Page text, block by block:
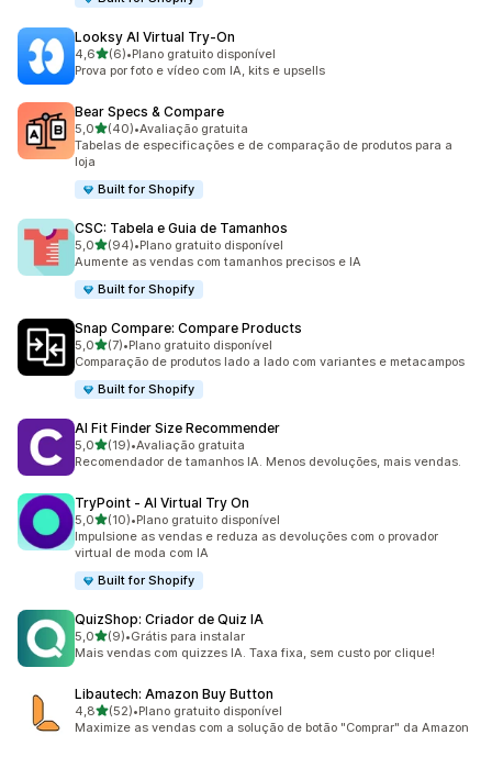
Looksy AI Virtual Try‑On
4,6de 5 estrelas
(6)
6 avaliações ao todo
•Plano gratuito disponível
Prova por foto e vídeo com IA, kits e upsells
Bear Specs & Compare
5,0de 5 estrelas
(40)
40 avaliações ao todo
•Avaliação gratuita
Tabelas de especificações e de comparação de produtos para a
loja
Built for Shopify
CSC: Tabela e Guia de Tamanhos
5,0de 5 estrelas
(94)
94 avaliações ao todo
•Plano gratuito disponível
Aumente as vendas com tamanhos precisos e IA
Built for Shopify
Snap Compare: Compare Products
5,0de 5 estrelas
(7)
7 avaliações ao todo
•Plano gratuito disponível
Comparação de produtos lado a lado com variantes e metacampos
Built for Shopify
AI Fit Finder Size Recommender
5,0de 5 estrelas
(19)
19 avaliações ao todo
•Avaliação gratuita
Recomendador de tamanhos IA. Menos devoluções, mais vendas.
TryPoint ‑ AI Virtual Try On
5,0de 5 estrelas
(10)
10 avaliações ao todo
•Plano gratuito disponível
Impulsione as vendas e reduza as devoluções com o provador
virtual de moda com IA
Built for Shopify
QuizShop: Criador de Quiz IA
5,0de 5 estrelas
(9)
9 avaliações ao todo
•Grátis para instalar
Mais vendas com quizzes IA. Taxa fixa, sem custo por clique!
Libautech: Amazon Buy Button
4,8de 5 estrelas
(52)
52 avaliações ao todo
•Plano gratuito disponível
Maximize as vendas com a solução de botão "Comprar" da Amazon